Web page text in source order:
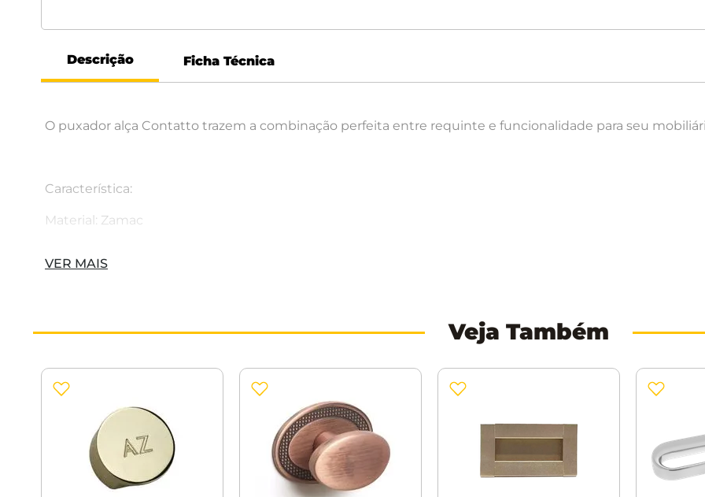
Descrição Ficha Técnica
O puxador alça Contatto trazem a combinação perfeita entre requinte e funcionalidade para seu
Característica:
Material: Zamac
VER MAIS
Veja Também